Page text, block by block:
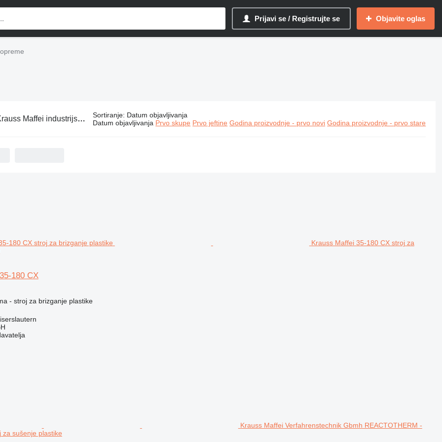
Prijavi se / Registrujte se Objavite oglas
Maffei industrijske opreme Sortiranje: Datum objavljivanja
Datum objavljivanja Prvo skupe Prvo jeftine Godina proizvodnje - prvo novi Godina proizvodnje - prvo stare
Krauss Maffei 35-180 CX stroj za
180 CX
- stroj za brizganje plastike
Krauss Maffei Verfahrenstechnik Gbmh REACTOTHERM -
za sušenje plastike